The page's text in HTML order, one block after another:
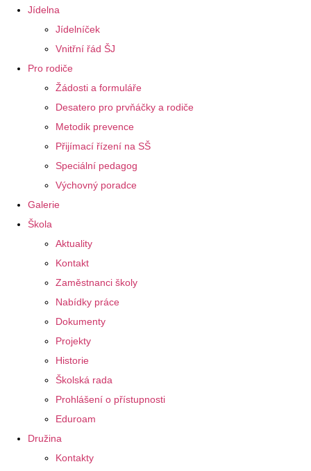
Jídelna
Jídelníček
Vnitřní řád ŠJ
Pro rodiče
Žádosti a formuláře
Desatero pro prvňáčky a rodiče
Metodik prevence
Přijímací řízení na SŠ
Speciální pedagog
Výchovný poradce
Galerie
Škola
Aktuality
Kontakt
Zaměstnanci školy
Nabídky práce
Dokumenty
Projekty
Historie
Školská rada
Prohlášení o přístupnosti
Eduroam
Družina
Kontakty